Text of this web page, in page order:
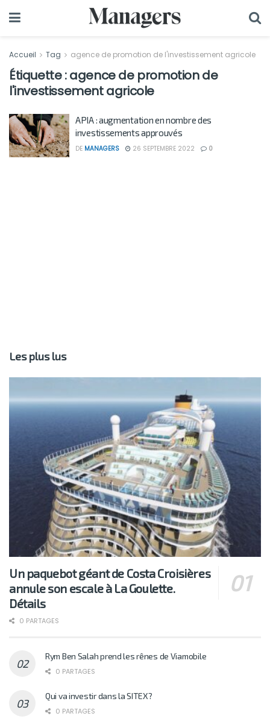
Accueil Tag agence de promotion de l'investissement agricole
Étiquette :agence de promotion de
l'investissement agricole
APIA : augmentation en nombre des
investissements approuvés
DE MANAGERS 26 SEPTEMBRE 2022 0
Les plus lus
Un paquebot géant de Costa Croisières
annule son escale à La Goulette.
Détails
0 PARTAGES
Rym Ben Salah prend les rênes de Viamobile
0 PARTAGES
Qui va investir dans la SITEX?
0 PARTAGES